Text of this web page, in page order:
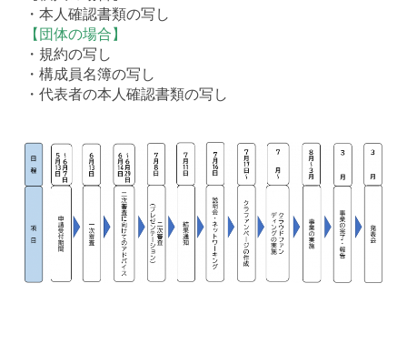
・本人確認書類の写し
【団体の場合】
・規約の写し
・構成員名簿の写し
・代表者の本人確認書類の写し